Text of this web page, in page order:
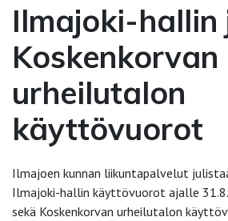
Ilmajoki-hallin
Koskenkorvan
urheilutalon
käyttövuorot
Ilmajoen kunnan liikuntapalvelut
Ilmajoki-hallin käyttövuorot ajalle
sekä Koskenkorvan urheilutalon